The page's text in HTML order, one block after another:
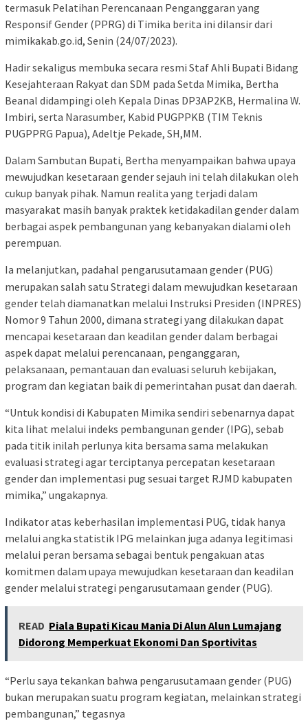
termasuk Pelatihan Perencanaan Penganggaran yang
Responsif Gender (PPRG) di Timika berita ini dilansir dari
mimikakab.go.id, Senin (24/07/2023).
Hadir sekaligus membuka secara resmi Staf Ahli Bupati Bidang
Kesejahteraan Rakyat dan SDM pada Setda Mimika, Bertha
Beanal didampingi oleh Kepala Dinas DP3AP2KB, Hermalina W.
Imbiri, serta Narasumber, Kabid PUGPPKB (TIM Teknis
PUGPPRG Papua), Adeltje Pekade, SH,MM.
Dalam Sambutan Bupati, Bertha menyampaikan bahwa upaya
mewujudkan kesetaraan gender sejauh ini telah dilakukan oleh
cukup banyak pihak. Namun realita yang terjadi dalam
masyarakat masih banyak praktek ketidakadilan gender dalam
berbagai aspek pembangunan yang kebanyakan dialami oleh
perempuan.
Ia melanjutkan, padahal pengarusutamaan gender (PUG)
merupakan salah satu Strategi dalam mewujudkan kesetaraan
gender telah diamanatkan melalui Instruksi Presiden (INPRES)
Nomor 9 Tahun 2000, dimana strategi yang dilakukan dapat
mencapai kesetaraan dan keadilan gender dalam berbagai
aspek dapat melalui perencanaan, penganggaran,
pelaksanaan, pemantauan dan evaluasi seluruh kebijakan,
program dan kegiatan baik di pemerintahan pusat dan daerah.
“Untuk kondisi di Kabupaten Mimika sendiri sebenarnya dapat
kita lihat melalui indeks pembangunan gender (IPG), sebab
pada titik inilah perlunya kita bersama sama melakukan
evaluasi strategi agar terciptanya percepatan kesetaraan
gender dan implementasi pug sesuai target RJMD kabupaten
mimika,” ungakapnya.
Indikator atas keberhasilan implementasi PUG, tidak hanya
melalui angka statistik IPG melainkan juga adanya legitimasi
melalui peran bersama sebagai bentuk pengakuan atas
komitmen dalam upaya mewujudkan kesetaraan dan keadilan
gender melalui strategi pengarusutamaan gender (PUG).
READ Piala Bupati Kicau Mania Di Alun Alun Lumajang
Didorong Memperkuat Ekonomi Dan Sportivitas
“Perlu saya tekankan bahwa pengarusutamaan gender (PUG)
bukan merupakan suatu program kegiatan, melainkan strategi
pembangunan,” tegasnya